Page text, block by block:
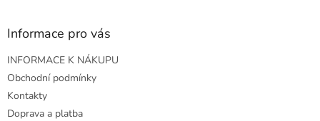
Informace pro vás
INFORMACE K NÁKUPU
Obchodní podmínky
Kontakty
Doprava a platba